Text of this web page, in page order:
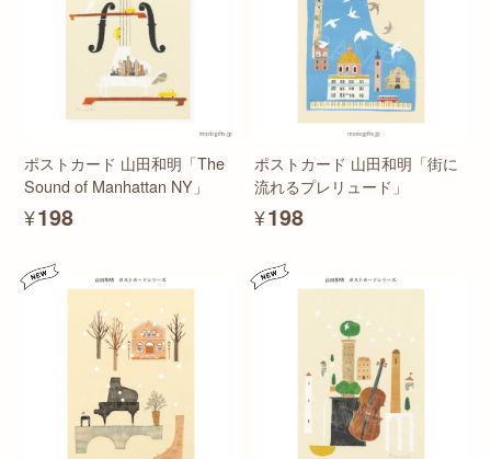
ポストカード 山田和明「The
Sound of Manhattan NY」
¥198
ポストカード 山田和明「街に
流れるプレリュード」
¥198